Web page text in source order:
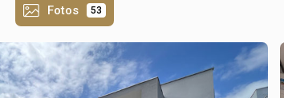
Fotos 53